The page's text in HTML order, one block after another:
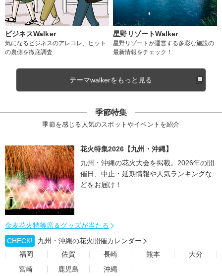
ビジネスWalker
気になるビジネスのアレコレ、ヒット
の裏側を徹底調査
星野リゾートWalker
星野リゾートが運営する多彩な施設の
最新情報をチェック！
テーマwalkerをもっと見る
季節特集
季節を感じる人気のスポットやイベントを紹介
花火特集2026【九州・沖縄】
九州・沖縄の花火大会を掲載。2026年の開
催日、中止・延期情報や人気ランキングな
どをお届け！
金麦花火特等席＆グッズが当たる
CHECK!
九州・沖縄の花火開催カレンダー
福岡
佐賀 長崎 熊本
大分
宮崎
鹿児島 沖縄